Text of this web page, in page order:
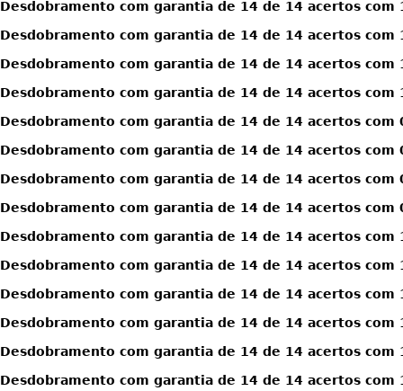
Desdobramento com garantia de 14 de 14 acertos com
Desdobramento com garantia de 14 de 14 acertos com
Desdobramento com garantia de 14 de 14 acertos com
Desdobramento com garantia de 14 de 14 acertos com
Desdobramento com garantia de 14 de 14 acertos com
Desdobramento com garantia de 14 de 14 acertos com
Desdobramento com garantia de 14 de 14 acertos com
Desdobramento com garantia de 14 de 14 acertos com
Desdobramento com garantia de 14 de 14 acertos com
Desdobramento com garantia de 14 de 14 acertos com
Desdobramento com garantia de 14 de 14 acertos com
Desdobramento com garantia de 14 de 14 acertos com
Desdobramento com garantia de 14 de 14 acertos com
Desdobramento com garantia de 14 de 14 acertos com